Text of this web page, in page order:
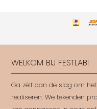
WELKOM BIJ FESTLAB!
Ga zélf aan de slag om
realiseren. We tekenden